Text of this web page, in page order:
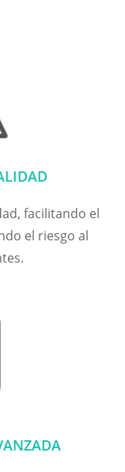
facilitando el
el riesgo al